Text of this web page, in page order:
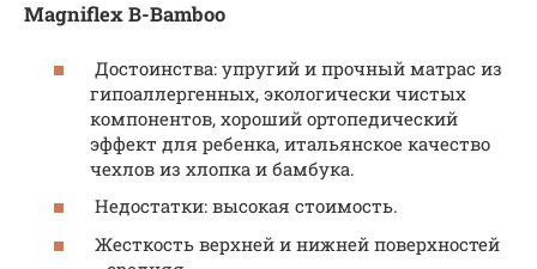
Magniflex B-Bamboo
Достоинства: упругий и прочный матрас из
гипоаллергенных, экологически чистых
компонентов, хороший ортопедический
эффект для ребенка, итальянское качество
чехлов из хлопка и бамбука.
Недостатки: высокая стоимость.
Жесткость верхней и нижней поверхностей